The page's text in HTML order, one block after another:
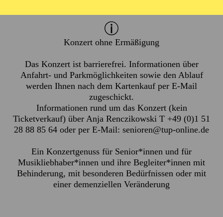
Konzert ohne Ermäßigung
Das Konzert ist barrierefrei. Informationen über
Anfahrt- und Parkmöglichkeiten sowie den Ablauf
werden Ihnen nach dem Kartenkauf per E-Mail
zugeschickt.
Informationen rund um das Konzert (kein
Ticketverkauf) über Anja Renczikowski T +49 (0)1 51
28 88 85 64 oder per E-Mail: senioren@tup-online.de
Ein Konzertgenuss für Senior*innen und für
Musikliebhaber*innen und ihre Begleiter*innen mit
Behinderung, mit besonderen Bedürfnissen oder mit
einer demenziellen Veränderung